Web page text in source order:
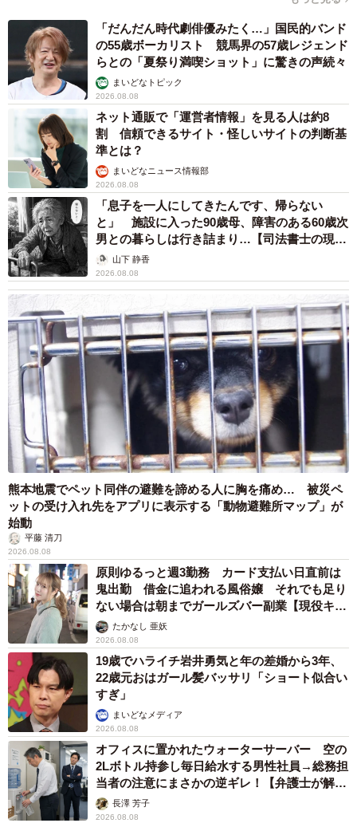
「だんだん時代劇俳優みたく…」国民的バンド
の55歳ボーカリスト 競馬界の57歳レジェンド
らとの「夏祭り満喫ショット」に驚きの声続々
まいどなトピック
2026.08.08
ネット通販で「運営者情報」を見る人は約8
割 信頼できるサイト・怪しいサイトの判断基
準とは？
まいどなニュース情報部
2026.08.08
「息子を一人にしてきたんです、帰らない
と」 施設に入った90歳母、障害のある60歳次
男との暮らしは行き詰まり…【司法書士の現場
から】山下 静香
2026.08.08
熊本地震でペット同伴の避難を諦める人に胸を痛め… 被災ペ
ットの受け入れ先をアプリに表示する「動物避難所マップ」が
始動
平藤 清刀
2026.08.08
原則ゆるっと週3勤務 カード支払い日直前は
鬼出勤 借金に追われる風俗嬢 それでも足り
ない場合は朝までガールズバー副業【現役キャ
ストに取材】
たかなし 亜妖
2026.08.08
19歳でハライチ岩井勇気と年の差婚から3年、
22歳元おはガール髪バッサリ「ショート似合い
すぎ」
まいどなメディア
2026.08.08
オフィスに置かれたウォーターサーバー 空の
2Lボトル持参し毎日給水する男性社員→総務担
当者の注意にまさかの逆ギレ！【弁護士が解
説】長澤 芳子
2026.08.08